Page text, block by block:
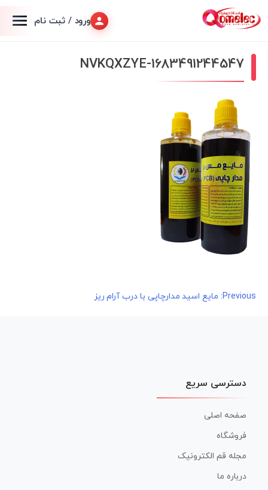
ورود / ثبت نام
1683491244547-NVKQXZYE
راهبری
Previous: مایع اسید مدارچاپی با درب آرام ریز
دسترسی سریع
صفحه اصلی
فروشگاه
مجله قم الکترونیک
درباره ما